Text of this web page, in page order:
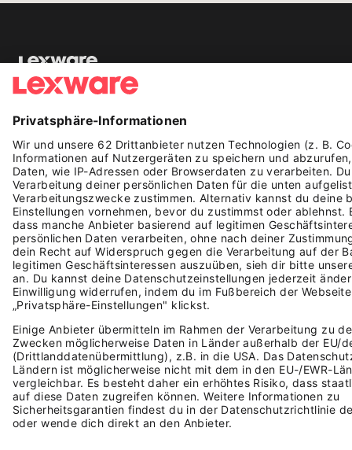
ENTDECKEN
Alle Storys
Podcast
Events
SC Freiburg
In den Medien
MITMACHEN
Deine Geschichte
Einlaufkinder
Lexware Festival
LEXWARE
Über Lexware
Über Tell Your Story